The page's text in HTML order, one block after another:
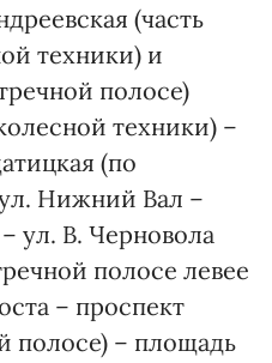
(часть
техники) и
полосе)
техники) –
(по
Нижний Вал –
ул. В. Черновола
полосе левее
– проспект
полосе) – площадь